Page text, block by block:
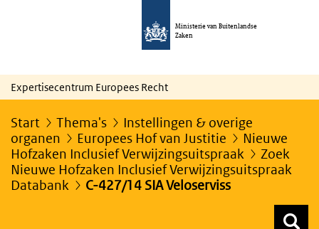
Ministerie van Buitenlandse
Zaken
Expertisecentrum Europees Recht
Start Thema's
Instellingen & overige
organen
Europees Hof van Justitie
Nieuwe
Hofzaken Inclusief Verwijzingsuitspraak
Zoek
Nieuwe Hofzaken Inclusief Verwijzingsuitspraak
Databank
C-427/14 SIA Veloserviss